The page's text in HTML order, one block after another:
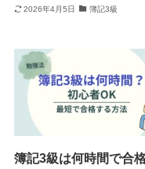
2026年4月5日 簿記3級
簿記3級は何時間で合